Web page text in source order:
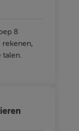
8
rekenen,
talen.